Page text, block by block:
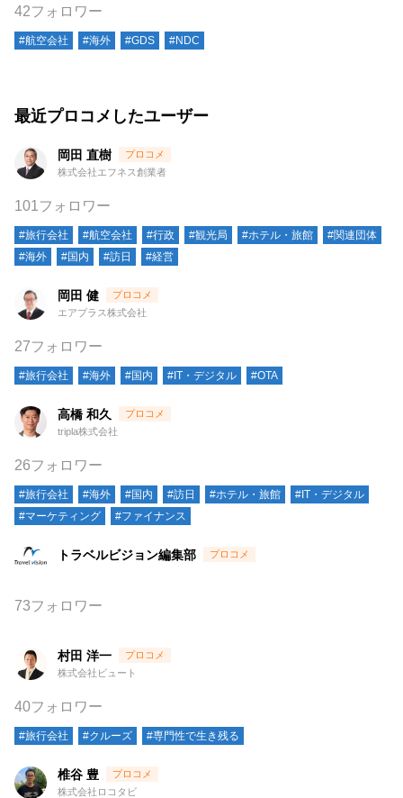
42フォロワー
#航空会社 #海外 #GDS #NDC
最近プロコメしたユーザー
岡田 直樹
株式会社エフネス創業者
101フォロワー
#旅行会社 #航空会社 #行政 #観光局 #ホテル・旅館
#関連団体
#海外
#国内 #訪日 #経営
岡田 健
エアプラス株式会社
27フォロワー
#旅行会社 #海外 #国内 #IT・デジタル #OTA
高橋 和久
tripla株式会社
26フォロワー
#旅行会社 #海外 #国内 #訪日 #ホテル・旅館
#IT・デジタル
#マーケティング
#ファイナンス
トラベルビジョン編集部
73フォロワー
村田 洋一
株式会社ビュート
40フォロワー
#旅行会社 #クルーズ #専門性で生き残る
椎谷 豊
株式会社ロコタビ